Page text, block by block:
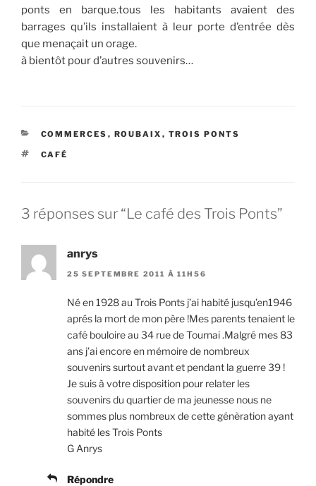
ponts en barque.tous les habitants avaient des
barrages qu’ils installaient à leur porte d’entrée dès
que menaçait un orage.
à bientôt pour d’autres souvenirs…
CATÉGORIES
COMMERCES , ROUBAIX , TROIS PONTS
ÉTIQUETTES
CAFÉ
3 réponses sur “Le café des Trois Ponts”
anrys
25 SEPTEMBRE 2011 À 11H56
Né en 1928 au Trois Ponts j’ai habité jusqu’en1946
aprés la mort de mon père !Mes parents tenaient le
café bouloire au 34 rue de Tournai .Malgré mes 83
ans j’ai encore en mémoire de nombreux
souvenirs surtout avant et pendant la guerre 39 !
Je suis à votre disposition pour relater les
souvenirs du quartier de ma jeunesse nous ne
sommes plus nombreux de cette génèration ayant
habité les Trois Ponts
G Anrys
Répondre